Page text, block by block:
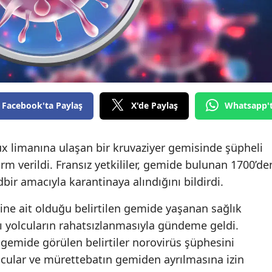
Facebook'ta Paylaş X'de Paylaş
limanına ulaşan bir kruvaziyer gemisinde şüpheli
verildi. Fransız yetkililer, gemide bulunan
amacıyla karantinaya alındığını bildirdi.
ait olduğu belirtilen gemide yaşanan sağlık
yolcuların rahatsızlanmasıyla gündeme geldi.
gemide görülen belirtiler norovirüs şüphesini
ve mürettebatın gemiden ayrılmasına izin